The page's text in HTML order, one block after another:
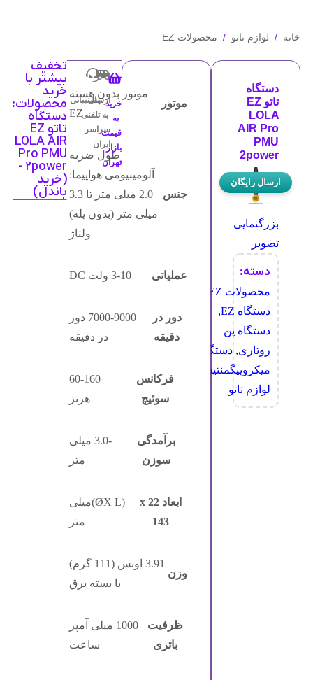
خانه / لوازم تاتو / محصولات EZ
دستگاه
تاتو EZ
LOLA
AIR Pro
PMU
2power
ارسال رایگان
بزرگنمایی
تصویر
دسته:
محصولات EZ
دستگاه EZ
,
دستگاه پن
روتاری, دستگاه
میکروپیگمنتیشن
لوازم تاتو
موتور
موتور بدون هسته
EZ
جنس
طول ضربه
آلومینیومی هواپیما:
2.0 میلی متر تا 3.3
میلی متر (بدون پله)
ولتاژ
عملیاتی 3-10 ولت DC
دور در
دقیقه
7000-9000 دور
در دقیقه
فرکانس
سوئیچ
60-160
هرتز
برآمدگی
سوزن
-3.0 میلی
متر
ابعاد 22 x
143
(ØX L)میلی
متر
وزن
3.91 اونس (111 گرم)
با بسته برق
ظرفیت
باتری
1000 میلی آمپر
ساعت
خرید
به
قیمت
بازار
تهران
ارسال
به
سراسر
ایران
پشتیبانی
تلفنی
تخفیف
بیشتر با
خرید
محصولات:
دستگاه
تاتو EZ
LOLA AIR
Pro PMU
2power -
(خرید
باندل)